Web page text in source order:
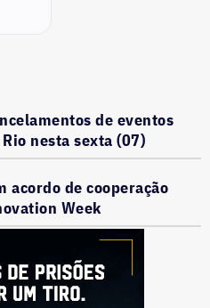
de eventos
nesta sexta (07)
acordo de cooperação
Week